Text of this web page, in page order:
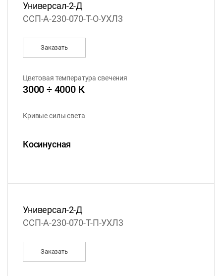
Универсал-2-Д
ССП-А-230-070-Т-О-УХЛ3
Заказать
Цветовая температура свечения
3000 ÷ 4000 К
Кривые силы света
Косинусная
Универсал-2-Д
ССП-А-230-070-Т-П-УХЛ3
Заказать